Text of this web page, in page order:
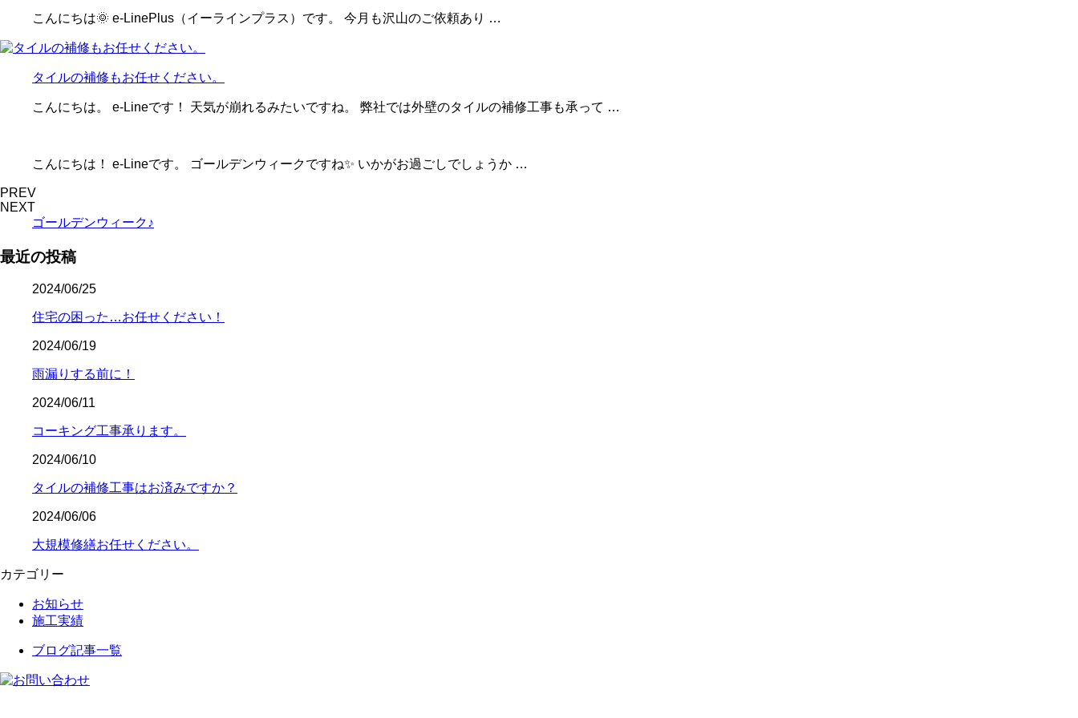
こんにちは🌞 e-LinePlus（イーラインプラス）です。 今月も沢山のご依頼あり …
タイルの補修もお任せください。
こんにちは。 e-Lineです！ 天気が崩れるみたいですね。 弊社では外壁のタイルの補修工事も承って …
こんにちは！ e-Lineです。 ゴールデンウィークですね✨ いかがお過ごしでしょうか …
PREV
NEXT
ゴールデンウィーク♪
最近の投稿
2024/06/25
住宅の困った…お任せください！
2024/06/19
雨漏りする前に！
2024/06/11
コーキング工事承ります。
2024/06/10
タイルの補修工事はお済みですか？
2024/06/06
大規模修繕お任せください。
カテゴリー
お知らせ
施工実績
ブログ記事一覧